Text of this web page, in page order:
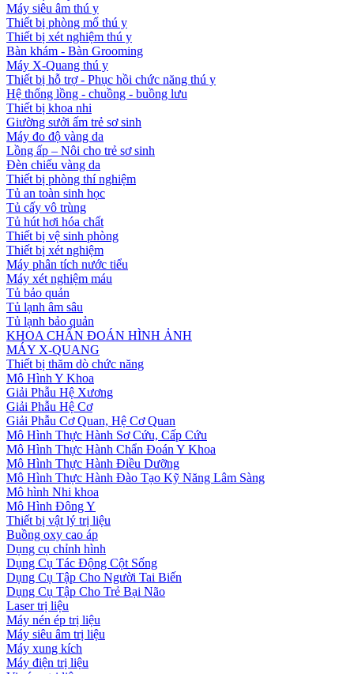
Máy siêu âm thú y
Thiết bị phòng mổ thú y
Thiết bị xét nghiệm thú y
Bàn khám - Bàn Grooming
Máy X-Quang thú y
Thiết bị hỗ trợ - Phục hồi chức năng thú y
Hệ thống lồng - chuồng - buồng lưu
Thiết bị khoa nhi
Giường sưởi ấm trẻ sơ sinh
Máy đo độ vàng da
Lồng ấp – Nôi cho trẻ sơ sinh
Đèn chiếu vàng da
Thiết bị phòng thí nghiệm
Tủ an toàn sinh học
Tủ cấy vô trùng
Tủ hút hơi hóa chất
Thiết bị vệ sinh phòng
Thiết bị xét nghiệm
Máy phân tích nước tiểu
Máy xét nghiệm máu
Tủ bảo quản
Tủ lạnh âm sâu
Tủ lạnh bảo quản
KHOA CHẨN ĐOÁN HÌNH ẢNH
MÁY X-QUANG
Thiết bị thăm dò chức năng
Mô Hình Y Khoa
Giải Phẫu Hệ Xương
Giải Phẫu Hệ Cơ
Giải Phẫu Cơ Quan, Hệ Cơ Quan
Mô Hình Thực Hành Sơ Cứu, Cấp Cứu
Mô Hình Thực Hành Chẩn Đoán Y Khoa
Mô Hình Thực Hành Điều Dưỡng
Mô Hình Thực Hành Đào Tạo Kỹ Năng Lâm Sàng
Mô hình Nhi khoa
Mô Hình Đông Y
Thiết bị vật lý trị liệu
Buồng oxy cao áp
Dụng cụ chỉnh hình
Dụng Cụ Tác Động Cột Sống
Dụng Cụ Tập Cho Người Tai Biến
Dụng Cụ Tập Cho Trẻ Bại Não
Laser trị liệu
Máy nén ép trị liệu
Máy siêu âm trị liệu
Máy xung kích
Máy điện trị liệu